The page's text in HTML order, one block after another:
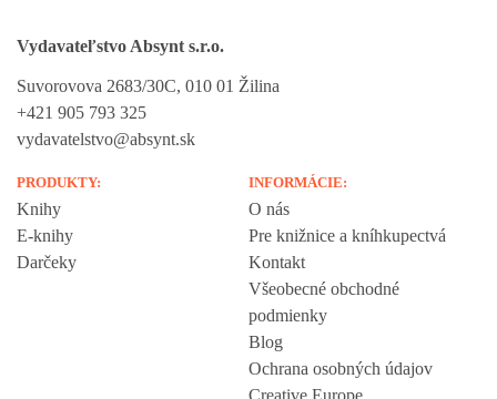
Vydavateľstvo Absynt s.r.o.
Suvorovova 2683/30C, 010 01 Žilina
+421 905 793 325
vydavatelstvo@absynt.sk
PRODUKTY:
Knihy
E-knihy
Darčeky
INFORMÁCIE:
O nás
Pre knižnice a kníhkupectvá
Kontakt
Všeobecné obchodné
podmienky
Blog
Ochrana osobných údajov
Creative Europe